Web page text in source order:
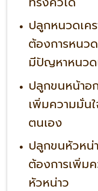
ปลูกหนวดเคร
ต้องการหนว
มีปัญหาหนวด
ปลูกขนหน้าอ
เพิ่มความมั่น
ตนเอง
ปลูกขนหัวหน่
ต้องการเพิ่ม
หัวหน่าว